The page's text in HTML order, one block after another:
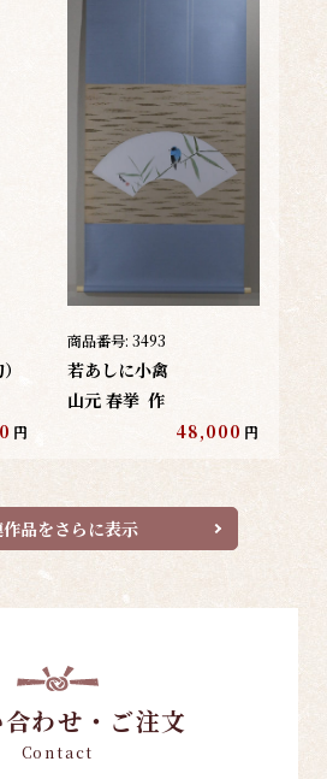
円
商品番号: 3493
若あしに小禽
山元 春挙 作
48,000 円
作品をさらに表示
わせ・ご注文
Contact